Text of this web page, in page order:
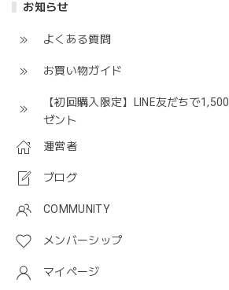
お知らせ
よくある質問
お買い物ガイド
【初回購入限定】LINE友だちで
ゼント
運営者
ブログ
COMMUNITY
メンバーシップ
マイページ